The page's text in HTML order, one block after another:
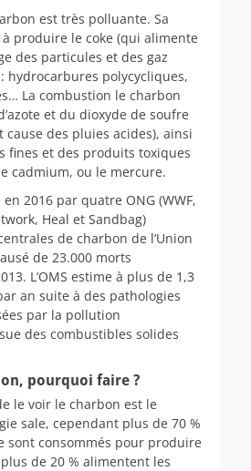
est très polluante. Sa
produire le coke (qui alimente
des particules et des gaz
hydrocarbures polycycliques,
La combustion le charbon
et du dioxyde de soufre
cause des pluies acides), ainsi
fines et des produits toxiques
cadmium, ou le mercure.
2016 par quatre ONG (WWF,
Heal et Sandbag)
de charbon de l’Union
de 23.000 morts
L’OMS estime à plus de 1,3
an suite à des pathologies
par la pollution
des combustibles solides
pourquoi faire ?
le voir le charbon est le
sale, cependant plus de 70 %
sont consommés pour produire
de 20 % alimentent les